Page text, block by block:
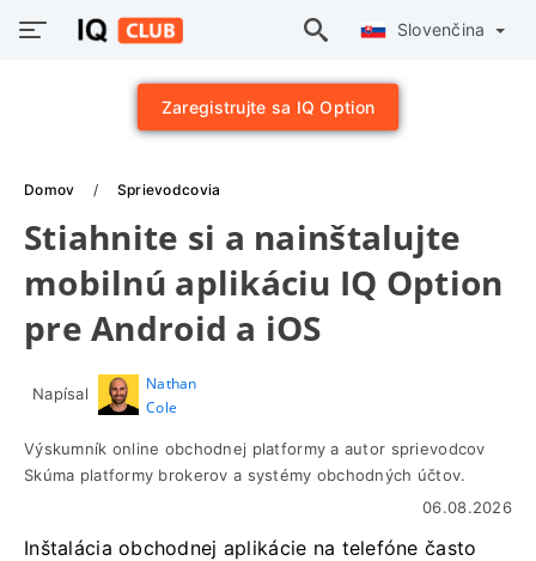
Slovenčina
Zaregistrujte sa IQ Option
Domov Sprievodcovia
Stiahnite si a nainštalujte
mobilnú aplikáciu IQ Option
pre Android a iOS
Napísal
Nathan
Cole
Výskumník online obchodnej platformy a autor sprievodcov
Skúma platformy brokerov a systémy obchodných účtov.
06.08.2026
Inštalácia obchodnej aplikácie na telefóne často